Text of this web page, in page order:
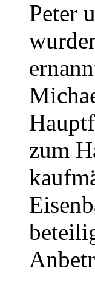
Peter
zum